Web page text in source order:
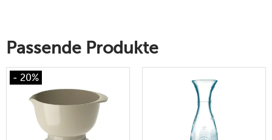
Passende Produkte
- 20%